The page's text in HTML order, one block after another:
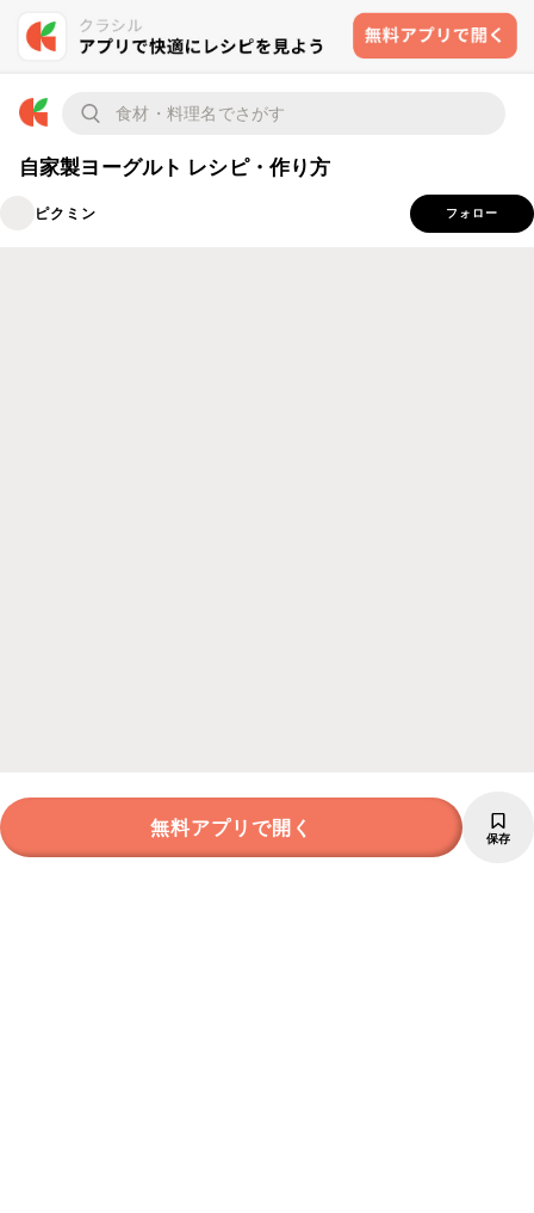
自家製ヨーグルト レシピ・作り方
ピクミン フォロー
無料アプリで開く 保存